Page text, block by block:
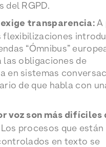
del RGPD.
exige transparencia:A
flexibilizaciones
“Ómnibus”
las obligaciones de
en sistemas
de que habla con
voz son más difíciles
Los procesos que están
en texto se